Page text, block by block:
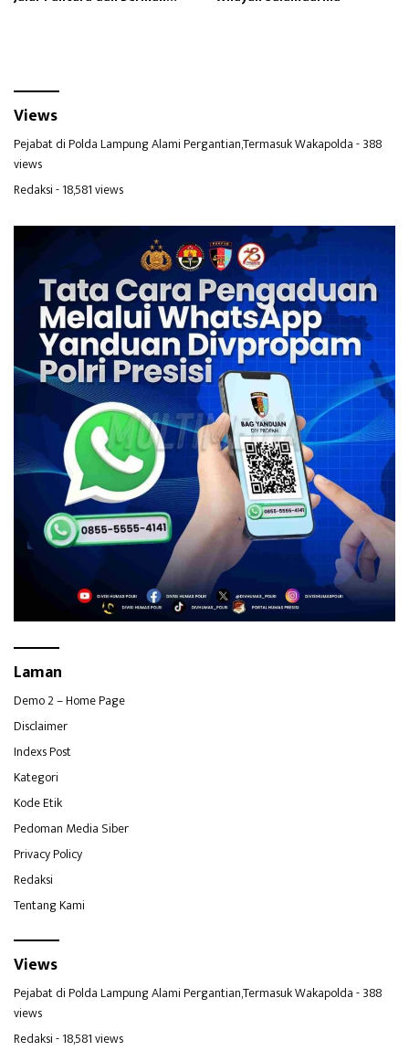
Views
Pejabat di Polda Lampung Alami Pergantian,Termasuk Wakapolda- 388
views
Redaksi- 18,581 views
Laman
Demo 2 – Home Page
Disclaimer
Indexs Post
Kategori
Kode Etik
Pedoman Media Siber
Privacy Policy
Redaksi
Tentang Kami
Views
Pejabat di Polda Lampung Alami Pergantian,Termasuk Wakapolda- 388
views
Redaksi- 18,581 views